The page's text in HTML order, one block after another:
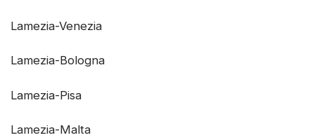
Lamezia-Venezia
Lamezia-Bologna
Lamezia-Pisa
Lamezia-Malta